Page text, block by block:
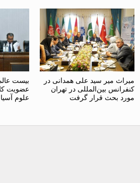
میراث میر سید علی همدانی در
کنفرانس بین‌المللی در تهران
مورد بحث قرار گرفت
بیست
عضویت
علوم